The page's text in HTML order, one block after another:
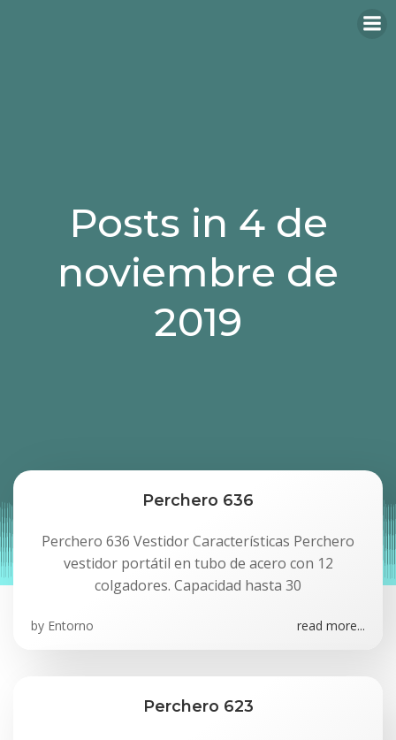
Posts in 4 de
noviembre de
2019
Perchero 636
Perchero 636 Vestidor Características Perchero
vestidor portátil en tubo de acero con 12
colgadores. Capacidad hasta 30
by Entorno read more...
Perchero 623